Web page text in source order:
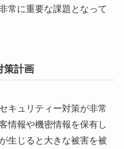
常に重要な課題となって
策計画
キュリティー対策が非常
情報や機密情報を保有し
生じると大きな被害を被